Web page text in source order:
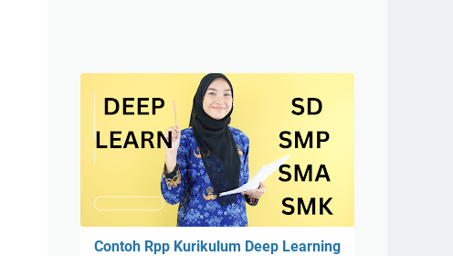
Contoh Rpp Kurikulum Deep Learning